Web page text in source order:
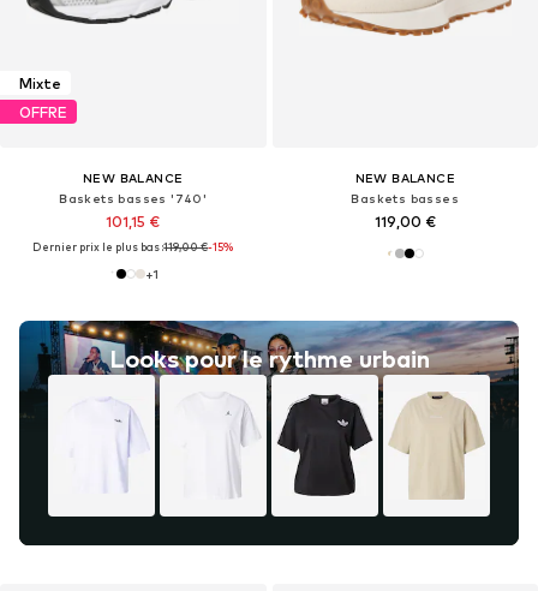
Mixte
OFFRE
NEW BALANCE
Baskets basses '740'
101,15 €
Dernier prix le plus bas :119,00 €-15%
+1
Looks pour le rythme urbain
NEW BALANCE
Baskets basses
119,00 €